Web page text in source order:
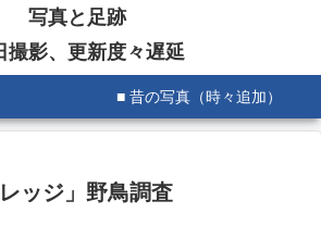
写真と足跡
撮影、更新度々遅延
■ 昔の写真（時々追加）
ッジ」野鳥調査